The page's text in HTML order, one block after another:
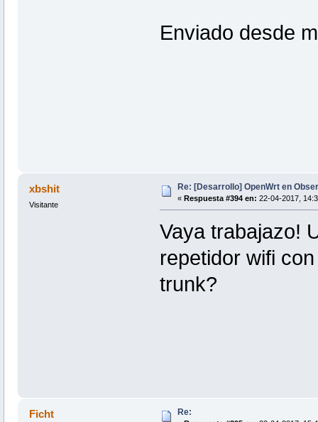
Enviado desde
xbshit
Visitante
Re: [Desarrollo] OpenWrt en
« Respuesta #394 en: 22-04-2017,
Vaya trabajazo!
repetidor wifi
trunk?
Ficht Re: